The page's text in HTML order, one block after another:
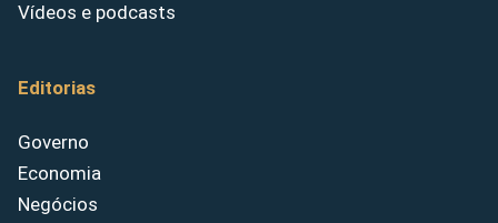
Vídeos e podcasts
Editorias
Governo
Economia
Negócios